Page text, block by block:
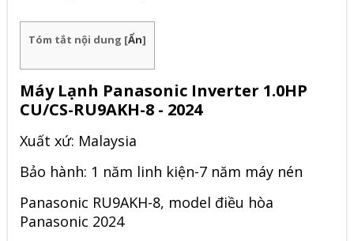
Tóm tắt nội dung [Ẩn]
Máy Lạnh Panasonic Inverter 1.0HP
CU/CS-RU9AKH-8 - 2024
Xuất xứ: Malaysia
Bảo hành: 1 năm linh kiện-7 năm máy nén
Panasonic RU9AKH-8, model điều hòa
Panasonic 2024